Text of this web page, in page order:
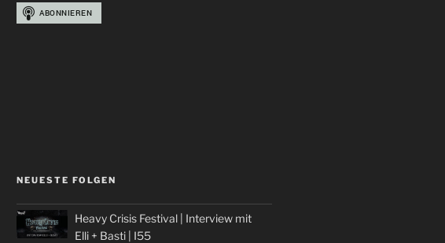
NEUESTE FOLGEN
Heavy Crisis Festival | Interview mit
Elli + Basti | I55